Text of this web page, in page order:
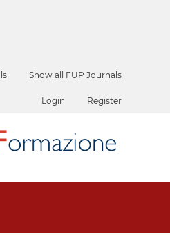
Show all FUP Journals
Login Register